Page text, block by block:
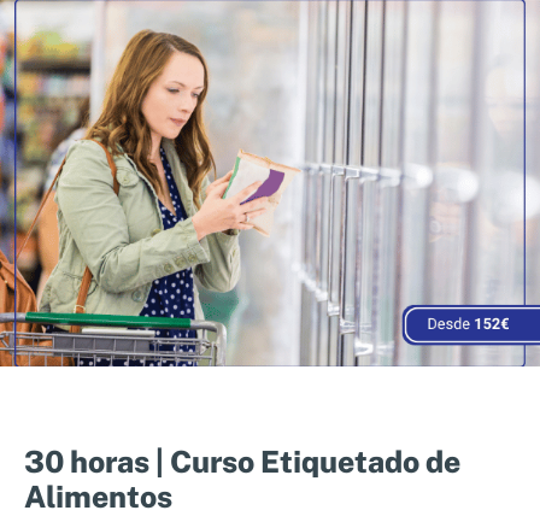
30 horas | Curso Etiquetado de
Alimentos